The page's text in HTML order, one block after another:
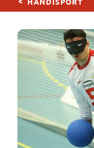
HANDISPORT